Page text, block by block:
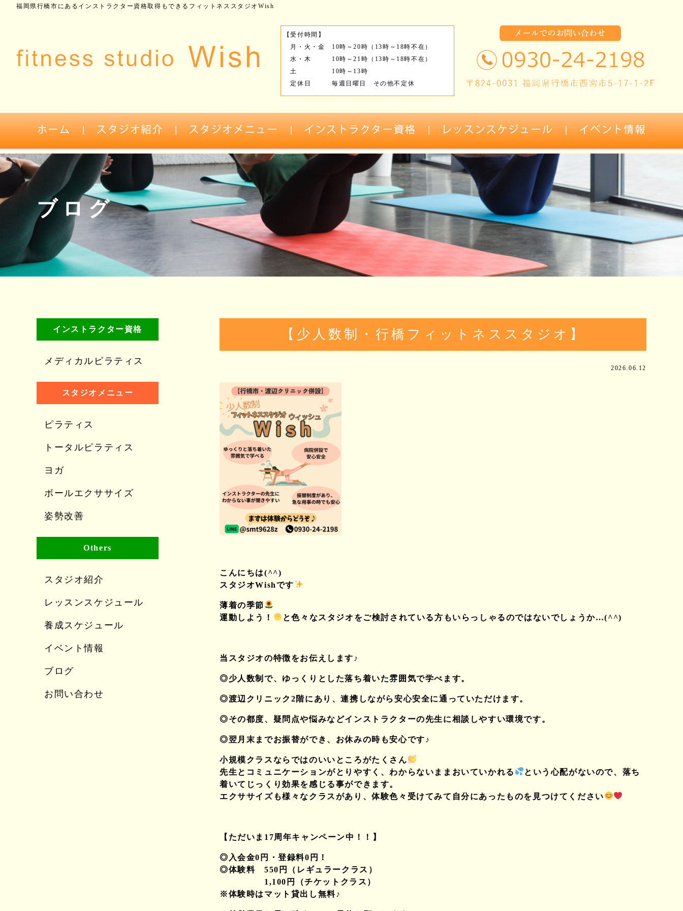
福岡県行橋市にあるインストラクター資格取得もできるフィットネススタジオWish
【受付時間】
月・火・金 10時～20時（13時～18時不在）
水・木 10時～21時（13時～18時不在）
土 10時～13時
定休日 毎週日曜日 その他不定休
ブログ
インストラクター資格
メディカルピラティス
スタジオメニュー
ピラティス
トータルピラティス
ヨガ
ボールエクササイズ
姿勢改善
Others
スタジオ紹介
レッスンスケジュール
養成スケジュール
イベント情報
ブログ
お問い合わせ
【少人数制・行橋フィットネススタジオ】
2026.06.12
こんにちは(^^)
スタジオWishです
薄着の季節
運動しよう！
と色々なスタジオをご検討されている方もいらっしゃるのではないでしょうか…(^^)
当スタジオの特徴をお伝えします♪
◎少人数制で、ゆっくりとした落ち着いた雰囲気で学べます。
◎渡辺クリニック2階にあり、連携しながら安心安全に通っていただけます。
◎その都度、疑問点や悩みなどインストラクターの先生に相談しやすい環境です。
◎翌月末までお振替ができ、お休みの時も安心です♪
小規模クラスならではのいいところがたくさん
先生とコミュニケーションがとりやすく、わからないままおいていかれる
という心配がないので、落ち
着いてじっくり効果を感じる事ができます。
エクササイズも様々なクラスがあり、体験色々受けてみて自分にあったものを見つけてください
【ただいま17周年キャンペーン中！！】
◎入会金0円・登録料0円！
◎体験料 550円（レギュラークラス）
1,100円（チケットクラス）
※体験時はマット貸出し無料♪